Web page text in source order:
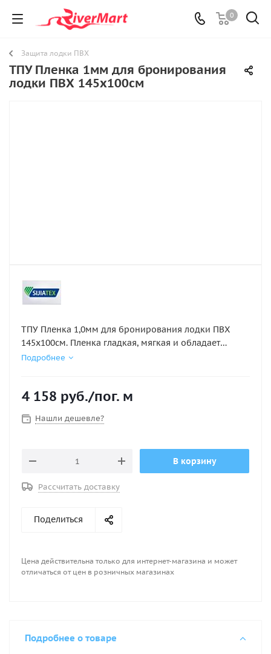
0
Защита лодки ПВХ
ТПУ Пленка 1мм для бронирования
лодки ПВХ 145х100см
ТПУ Пленка 1,0мм для бронирования лодки ПВХ
145х100см. Пленка гладкая, мягкая и обладает
высокой прочностью. Цена указана за 1 п.м
Подробнее
4 158 руб./пог. м
Нашли дешевле?
В корзину
Рассчитать доставку
Поделиться
Цена действительна только для интернет-магазина и может
отличаться от цен в розничных магазинах
Подробнее о товаре